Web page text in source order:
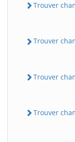
Trouver
Trouver
Trouver
Trouver